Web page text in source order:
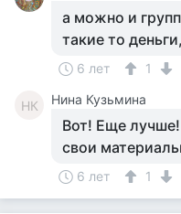
а можно и
такие то
6 лет 1
НК Нина Кузьмина
Вот! Еще
свои
6 лет 1